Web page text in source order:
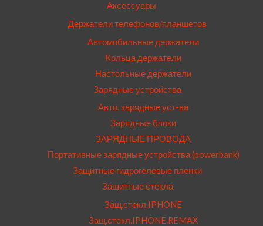
Аксессуары
Держатели телефонов/планшетов
Автомобильные держатели
Кольца держатели
Настольные держатели
Зарядные устройства
Авто. зарядные уст-ва
Зарядные блоки
ЗАРЯДНЫЕ ПРОВОДА
Портативные зарядные устройства (powerbank)
Защитные гидрогелевые пленки
Защитные стекла
Защ.стекл.IPHONE
Защ.стекл.IPHONE.REMAX